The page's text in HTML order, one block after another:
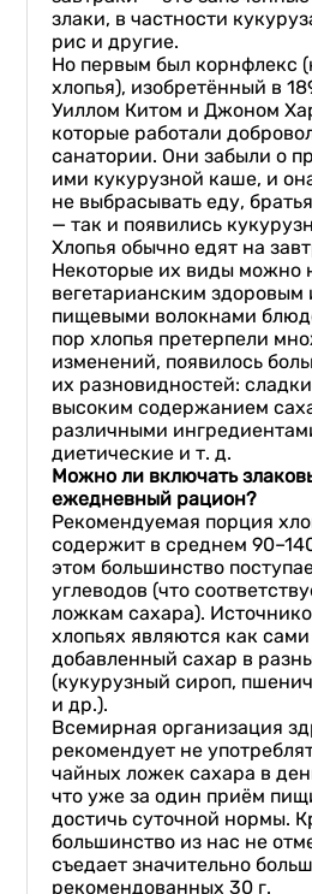
злаки, в частности
рис и другие.
Но первым был корнфлекс
хлопья), изобретённый в
Уиллом Китом и Джоном
которые работали
санатории. Они забыли о
ими кукурузной каше, и
не выбрасывать еду,
— так и появились
Хлопья обычно едят на
Некоторые их виды можно
вегетарианским здоровым
пищевыми волокнами
пор хлопья претерпели
изменений, появилось
их разновидностей:
высоким содержанием
различными
диетические и т. д.
Можно ли включать
ежедневный рацион?
Рекомендуемая порция
содержит в среднем
этом большинство
углеводов (что
ложкам сахара).
хлопьях являются как
добавленный сахар в
(кукурузный сироп,
и др.).
Всемирная организация
рекомендует не
чайных ложек сахара в
что уже за один приём
достичь суточной нормы.
большинство из нас не
съедает значительно
рекомендованных 30 г.